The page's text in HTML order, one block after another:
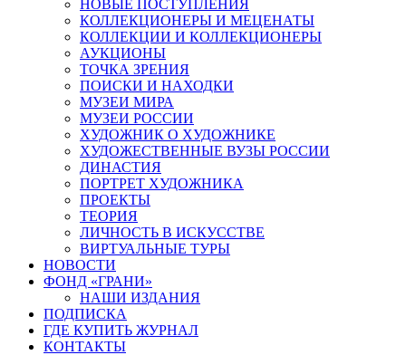
НОВЫЕ ПОСТУПЛЕНИЯ
КОЛЛЕКЦИОНЕРЫ И МЕЦЕНАТЫ
КОЛЛЕКЦИИ И КОЛЛЕКЦИОНЕРЫ
АУКЦИОНЫ
ТОЧКА ЗРЕНИЯ
ПОИСКИ И НАХОДКИ
МУЗЕИ МИРА
МУЗЕИ РОССИИ
ХУДОЖНИК О ХУДОЖНИКЕ
ХУДОЖЕСТВЕННЫЕ ВУЗЫ РОССИИ
ДИНАСТИЯ
ПОРТРЕТ ХУДОЖНИКА
ПРОЕКТЫ
ТЕОРИЯ
ЛИЧНОСТЬ В ИСКУССТВЕ
ВИРТУАЛЬНЫЕ ТУРЫ
НОВОСТИ
ФОНД «ГРАНИ»
НАШИ ИЗДАНИЯ
ПОДПИСКА
ГДЕ КУПИТЬ ЖУРНАЛ
КОНТАКТЫ